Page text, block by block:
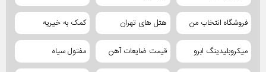
فروشگاه انتخاب من هتل های تهران کمک به خیریه
میکروبلیدینگ ابرو قیمت ضایعات آهن مفتول سیاه